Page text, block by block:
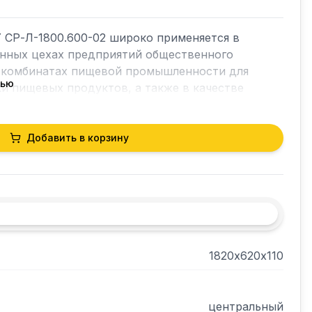
СР-Л-1800.600-02 широко применяется в
цехах предприятий общественного
комбинатах пищевой промышленности для
пищевых продуктов, а также в качестве
безопасность персонала при его сборке,
обработке.
Добавить в корзину
1820х620х110
центральный